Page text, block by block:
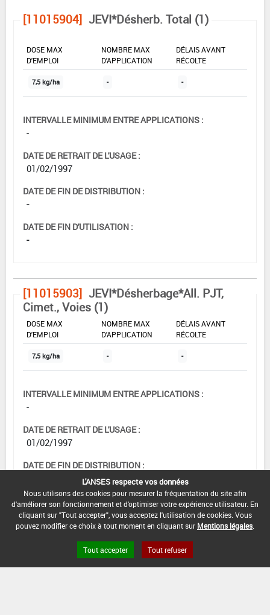
[11015904] JEVI*Désherb. Total (1)
DOSE MAX
D'EMPLOI
NOMBRE MAX
D'APPLICATION
DÉLAIS AVANT
RÉCOLTE
7,5 kg/ha - -
INTERVALLE MINIMUM ENTRE APPLICATIONS :
-
DATE DE RETRAIT DE L'USAGE :
01/02/1997
DATE DE FIN DE DISTRIBUTION :
-
DATE DE FIN D'UTILISATION :
-
[11015903] JEVI*Désherbage*All. PJT,
Cimet., Voies (1)
DOSE MAX
D'EMPLOI
NOMBRE MAX
D'APPLICATION
DÉLAIS AVANT
RÉCOLTE
7,5 kg/ha - -
INTERVALLE MINIMUM ENTRE APPLICATIONS :
-
DATE DE RETRAIT DE L'USAGE :
01/02/1997
DATE DE FIN DE DISTRIBUTION :
DATE DE FIN D'UTILISATION :
-
L'ANSES respecte vos données
Nous utilisons des cookies pour mesurer la fréquentation du site afin
d'améliorer son fonctionnement et d'optimiser votre expérience utilisateur. En
cliquant sur "Tout accepter", vous acceptez l'utilisation de cookies. Vous
pouvez modifier ce choix à tout moment en cliquant sur Mentions légales
Tout accepter Tout refuser